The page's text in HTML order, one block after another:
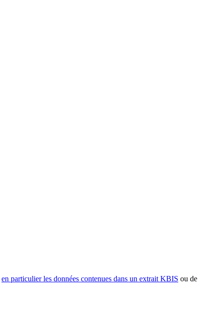
en particulier les données contenues dans un extrait KBIS ou de